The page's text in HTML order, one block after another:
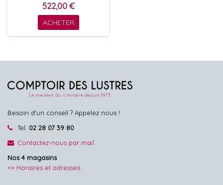
522,00 €
ACHETER
Besoin d'un conseil ? Appelez nous !
Tel: 02 28 07 39 80
Contactez-nous par mail
Nos 4 magasins
=> Horaires et adresses